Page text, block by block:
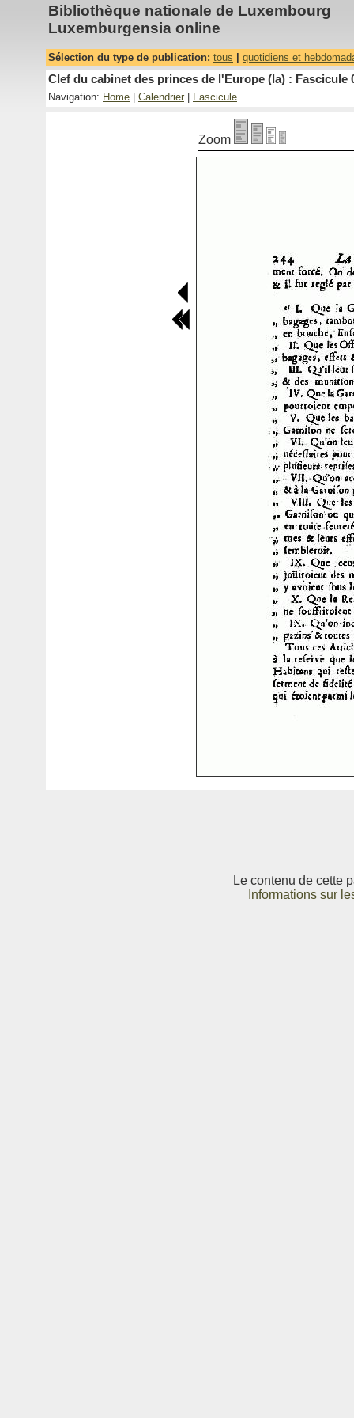
Bibliothèque nationale de Luxembourg
Luxemburgensia online
Sélection du type de publication: tous quotidiens et
Clef du cabinet des princes de l'Europe (la) : Fascicule
Navigation: Home Calendrier Fascicule
Zoom
Le contenu de cette
Informations sur